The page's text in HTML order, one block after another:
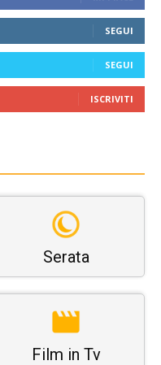
SEGUI
SEGUI
ISCRIVITI
Serata
Film in Tv